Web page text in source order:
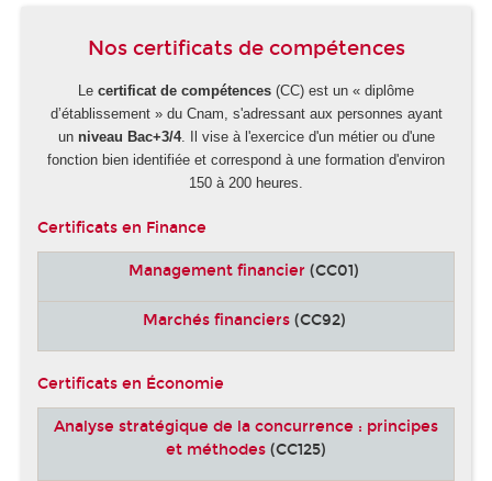
Nos certificats de compétences
Le certificat de compétences (CC) est un « diplôme
d’établissement » du Cnam, s'adressant aux personnes ayant
un niveau Bac+3/4. Il vise à l'exercice d'un métier ou d'une
fonction bien identifiée et correspond à une formation d'environ
150 à 200 heures.
Certificats en Finance
Management financier (CC01)
Marchés financiers(CC92)
Certificats en Économie
Analyse stratégique de la concurrence : principes
et méthodes (CC125)